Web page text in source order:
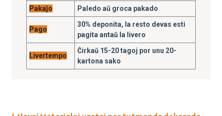
Pakaĵo
Paledo aŭ groca pakado
Pago
30% deponita, la resto devas esti
pagita antaŭ la livero
Livertempo
Ĉirkaŭ 15-20 tagoj por unu 20-
kartona sako